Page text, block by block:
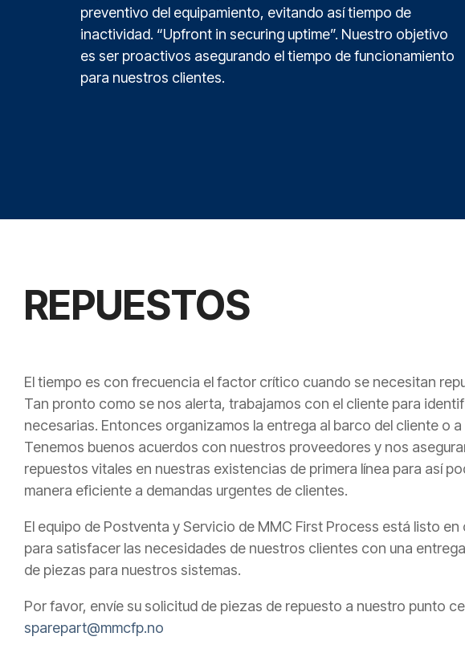
preventivo del equipamiento, evitando así tiempo de
inactividad. “Upfront in securing uptime”. Nuestro objetivo
es ser proactivos asegurando el tiempo de funcionamiento
para nuestros clientes.
REPUESTOS
El tiempo es con frecuencia el factor crítico cuando se necesitan
Tan pronto como se nos alerta, trabajamos con el cliente para
necesarias. Entonces organizamos la entrega al barco del cliente o
Tenemos buenos acuerdos con nuestros proveedores y nos
repuestos vitales en nuestras existencias de primera línea para así
manera eficiente a demandas urgentes de clientes.
El equipo de Postventa y Servicio de MMC First Process está listo en
para satisfacer las necesidades de nuestros clientes con una
de piezas para nuestros sistemas.
Por favor, envíe su solicitud de piezas de repuesto a nuestro punto
sparepart@mmcfp.no